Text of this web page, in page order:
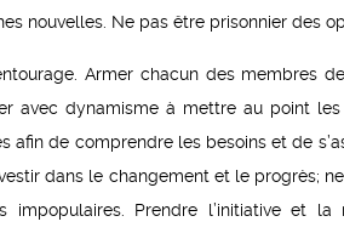
nouvelles. Ne pas être prisonnier des
Armer chacun des membres
avec dynamisme à mettre au point
afin de comprendre les besoins et de
dans le changement et le progrès;
Prendre l’initiative et la